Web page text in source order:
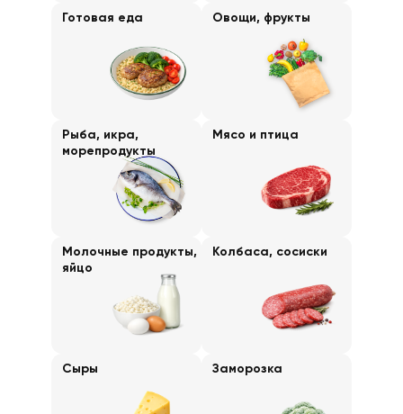
Готовая еда Овощи, фрукты
Рыба, икра,
морепродукты
Мясо и птица
Молочные продукты,
яйцо
Колбаса, сосиски
Сыры Заморозка